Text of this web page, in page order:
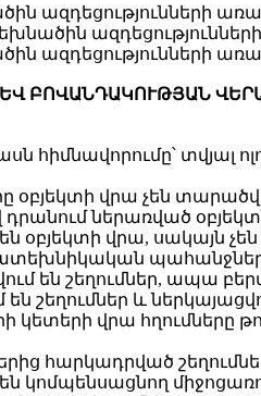
ազդեցությունների
ազդեցությունների
ԲՈՎԱՆԴԱԿՈՒԹՅԱՆ
տվյալ
վրա չեն
ներառված
վրա, սակայն
են շեղումներ, ապա
և
վրա հղումները